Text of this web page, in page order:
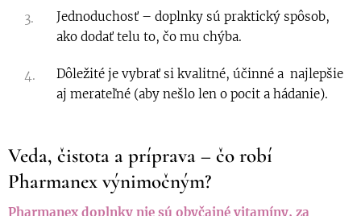
Jednoduchosť – doplnky sú praktický spôsob,
ako dodať telu to, čo mu chýba.
Dôležité je vybrať si kvalitné, účinné a najlepšie
aj merateľné (aby nešlo len o pocit a hádanie).
Veda, čistota a príprava – čo robí
Pharmanex výnimočným?
Pharmanex doplnky nie sú obyčajné vitamíny, za